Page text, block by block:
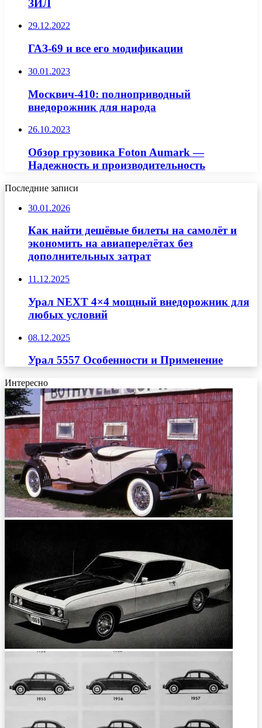
ЗИЛ
29.12.2022
ГАЗ-69 и все его модификации
30.01.2023
Москвич-410: полноприводный
внедорожник для народа
26.10.2023
Обзор грузовика Foton Aumark —
Надежность и производительность
Последние записи
30.01.2026
Как найти дешёвые билеты на самолёт и
экономить на авиаперелётах без
дополнительных затрат
11.12.2025
Урал NEXT 4×4 мощный внедорожник для
любых условий
08.12.2025
Урал 5557 Особенности и Применение
Интересно